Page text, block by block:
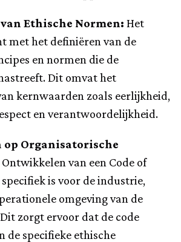
Ethische Normen: Het
met het definiëren van de
en normen die de
Dit omvat het
kernwaarden zoals eerlijkheid,
en verantwoordelijkheid.
op Organisatorische
Ontwikkelen van een Code of
is voor de industrie,
omgeving van de
zorgt ervoor dat de code
de specifieke ethische